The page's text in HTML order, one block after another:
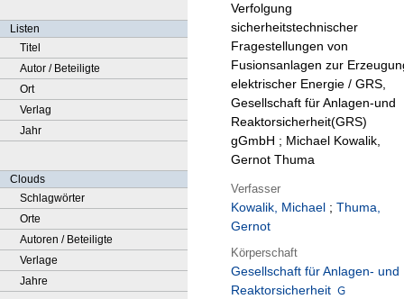
Listen
Titel
Autor / Beteiligte
Ort
Verlag
Jahr
Clouds
Schlagwörter
Orte
Autoren / Beteiligte
Verlage
Jahre
Verfolgung
sicherheitstechnischer
Fragestellungen von
Fusionsanlagen zur
elektrischer Energie / GRS,
Gesellschaft für Anlagen-und
Reaktorsicherheit(GRS)
gGmbH ; Michael Kowalik,
Gernot Thuma
Verfasser
Kowalik, Michael ; Thuma,
Gernot
Körperschaft
Gesellschaft für Anlagen- und
Reaktorsicherheit